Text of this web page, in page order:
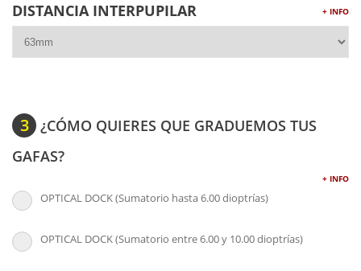
DISTANCIA INTERPUPILAR + INFO
3
¿CÓMO QUIERES QUE GRADUEMOS TUS
GAFAS?
+ INFO
OPTICAL DOCK (Sumatorio hasta 6.00 dioptrías)
OPTICAL DOCK (Sumatorio entre 6.00 y 10.00 dioptrías)